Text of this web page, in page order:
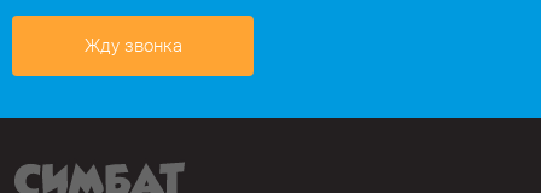
Жду звонка